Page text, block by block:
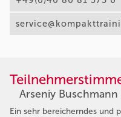
Arseniy Buschmann
Ein sehr bereicherndes und